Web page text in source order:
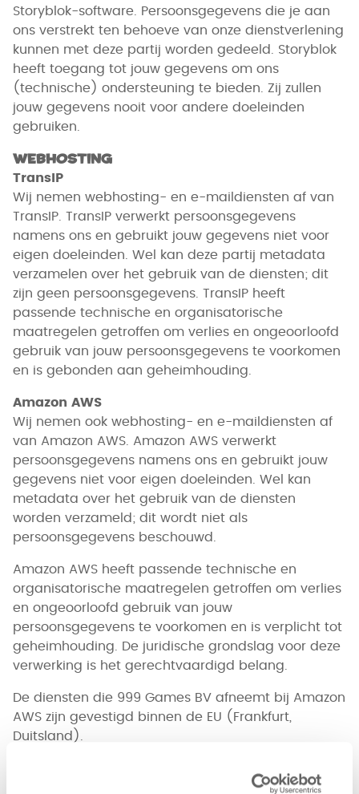
Storyblok-software. Persoonsgegevens die je aan
ons verstrekt ten behoeve van onze dienstverlening
kunnen met deze partij worden gedeeld. Storyblok
heeft toegang tot jouw gegevens om ons
(technische) ondersteuning te bieden. Zij zullen
jouw gegevens nooit voor andere doeleinden
gebruiken.
Webhosting
TransIP
Wij nemen webhosting- en e-maildiensten af van
TransIP. TransIP verwerkt persoonsgegevens
namens ons en gebruikt jouw gegevens niet voor
eigen doeleinden. Wel kan deze partij metadata
verzamelen over het gebruik van de diensten; dit
zijn geen persoonsgegevens. TransIP heeft
passende technische en organisatorische
maatregelen getroffen om verlies en ongeoorloofd
gebruik van jouw persoonsgegevens te voorkomen
en is gebonden aan geheimhouding.
Amazon AWS
Wij nemen ook webhosting- en e-maildiensten af
van Amazon AWS. Amazon AWS verwerkt
persoonsgegevens namens ons en gebruikt jouw
gegevens niet voor eigen doeleinden. Wel kan
metadata over het gebruik van de diensten
worden verzameld; dit wordt niet als
persoonsgegevens beschouwd.
Amazon AWS heeft passende technische en
organisatorische maatregelen getroffen om verlies
en ongeoorloofd gebruik van jouw
persoonsgegevens te voorkomen en is verplicht tot
geheimhouding. De juridische grondslag voor deze
verwerking is het gerechtvaardigd belang.
De diensten die 999 Games BV afneemt bij Amazon
AWS zijn gevestigd binnen de EU (Frankfurt,
Duitsland).